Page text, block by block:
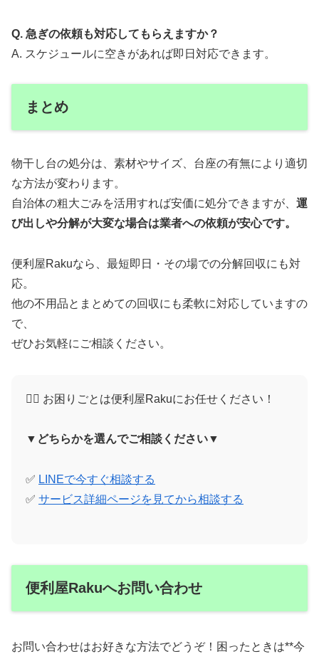
Q. 急ぎの依頼も対応してもらえますか？
A. スケジュールに空きがあれば即日対応できます。
まとめ
物干し台の処分は、素材やサイズ、台座の有無により適切
な方法が変わります。
自治体の粗大ごみを活用すれば安価に処分できますが、 運
び出しや分解が大変な場合は業者への依頼が安心です。
便利屋Rakuなら、最短即日・その場での分解回収にも対
応。
他の不用品とまとめての回収にも柔軟に対応していますの
で、
ぜひお気軽にご相談ください。
🙋‍♀️ お困りごとは便利屋Rakuにお任せください！
▼どちらかを選んでご相談ください▼
✅ LINEで今すぐ相談する
✅ サービス詳細ページを見てから相談する
便利屋Rakuへお問い合わせ
お問い合わせはお好きな方法でどうぞ！困ったときは**今